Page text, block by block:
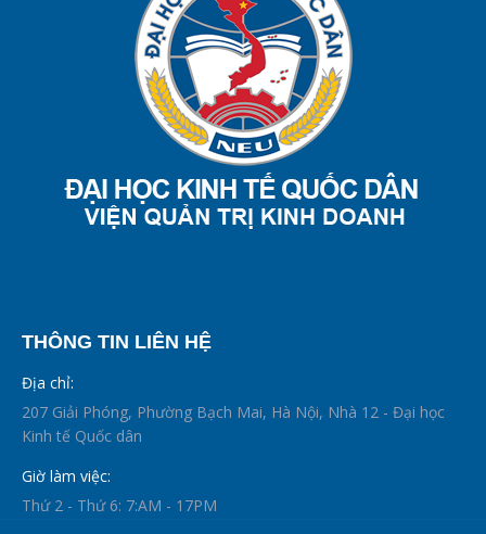
THÔNG TIN LIÊN HỆ
Địa chỉ:
207 Giải Phóng, Phường Bạch Mai, Hà Nội, Nhà 12 - Đại học
Kinh tế Quốc dân
Giờ làm việc:
Thứ 2 - Thứ 6: 7:AM - 17PM